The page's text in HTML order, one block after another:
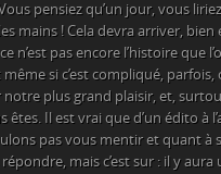
pensiez qu’un jour, vous liriez
mains ! Cela devra arriver,
n’est pas encore l’histoire que
si c’est compliqué,
plus grand plaisir, et,
Il est vrai que d’un édito à
pas vous mentir et quant à
mais c’est sur : il y aura